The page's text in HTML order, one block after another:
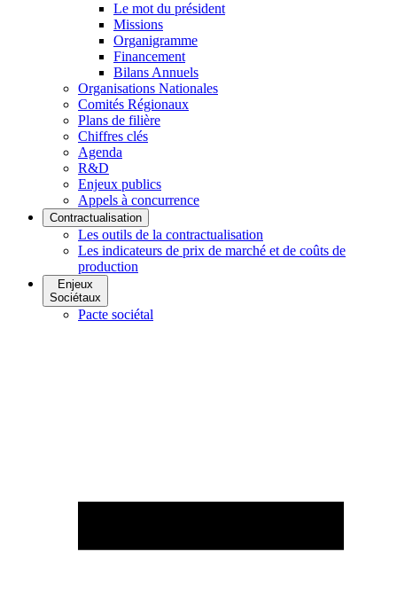
Le mot du président
Missions
Organigramme
Financement
Bilans Annuels
Organisations Nationales
Comités Régionaux
Plans de filière
Chiffres clés
Agenda
R&D
Enjeux publics
Appels à concurrence
Contractualisation
Les outils de la contractualisation
Les indicateurs de prix de marché et de coûts de
production
Enjeux
Sociétaux
Pacte sociétal